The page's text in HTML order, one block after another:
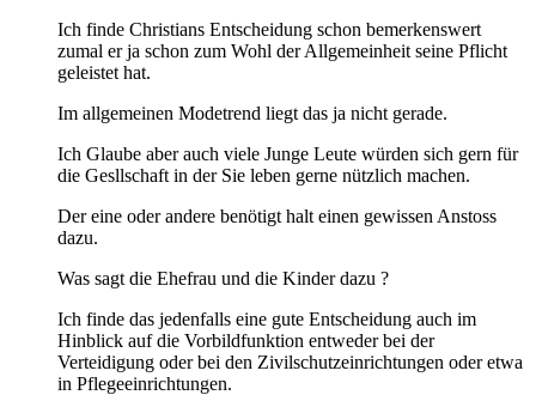
Ich finde Christians Entscheidung schon bemerkenswert
zumal er ja schon zum Wohl der Allgemeinheit seine Pflicht
geleistet hat.
Im allgemeinen Modetrend liegt das ja nicht gerade.
Ich Glaube aber auch viele Junge Leute würden sich gern für
die Gesllschaft in der Sie leben gerne nützlich machen.
Der eine oder andere benötigt halt einen gewissen Anstoss
dazu.
Was sagt die Ehefrau und die Kinder dazu ?
Ich finde das jedenfalls eine gute Entscheidung auch im
Hinblick auf die Vorbildfunktion entweder bei der
Verteidigung oder bei den Zivilschutzeinrichtungen oder etwa
in Pflegeeinrichtungen.